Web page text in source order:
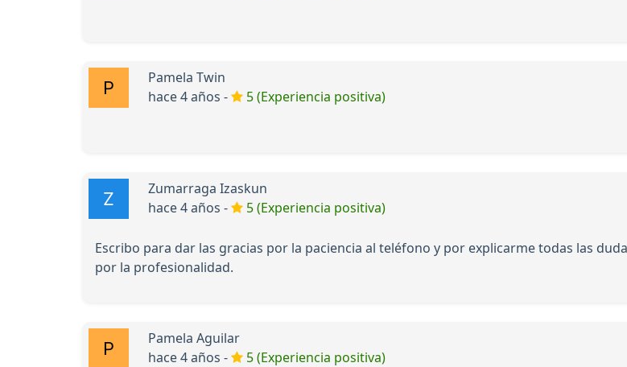
Pamela Twin
hace 4 años -
5 (Experiencia positiva)
Zumarraga Izaskun
hace 4 años -
5 (Experiencia positiva)
Escribo para dar las gracias por la paciencia al teléfono y por explicarme todas las
por la profesionalidad.
Pamela Aguilar
hace 4 años -
5 (Experiencia positiva)